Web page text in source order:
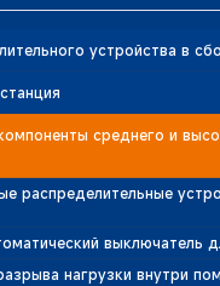
устройства в
устройств
распределительного
(RMU)
среднего и
распределительные
выключатель
нагрузки внутри